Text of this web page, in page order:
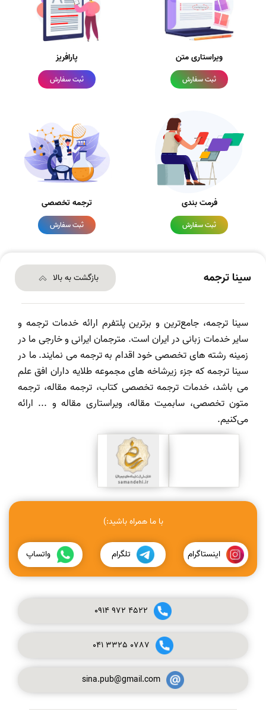
ویراستاری متن
ثبت سفارش
پارافریز
ثبت سفارش
فرمت بندی
ثبت سفارش
ترجمه تخصصی
ثبت سفارش
سینا ترجمه بازگشت به بالا
سینا ترجمه، جامع‌ترین و برترین پلتفرم ارائه خدمات ترجمه و
سایر خدمات زبانی در ایران است. مترجمان ایرانی و خارجی ما در
زمینه رشته های تخصصی خود اقدام به ترجمه می نمایند. ما در
سینا ترجمه که جزء زیرشاخه های مجموعه طلایه داران افق علم
می باشد، خدمات ترجمه تخصصی کتاب، ترجمه مقاله، ترجمه
متون تخصصی، سابمیت مقاله، ویراستاری مقاله و ... ارائه
می‌کنیم.
با ما همراه باشید:)
اینستاگرام تلگرام واتساپ
0914972 4522
041 3325 0787
sina.pub@gmail.com